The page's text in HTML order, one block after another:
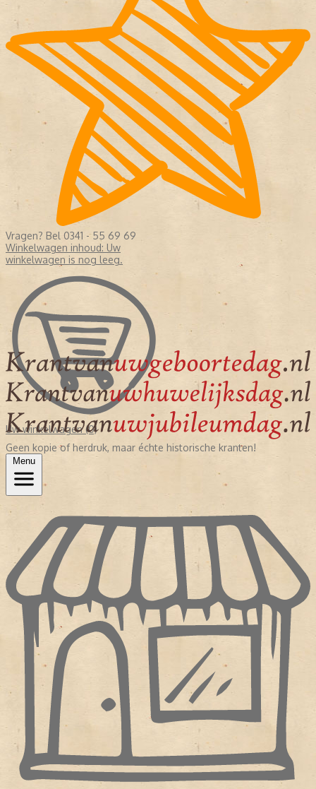
Vragen? Bel 0341 - 55 69 69
Winkelwagen inhoud: Uw
winkelwagen is nog leeg.
Uw winkelwagen (0)
Geen kopie of herdruk, maar échte historische kranten!
Menu